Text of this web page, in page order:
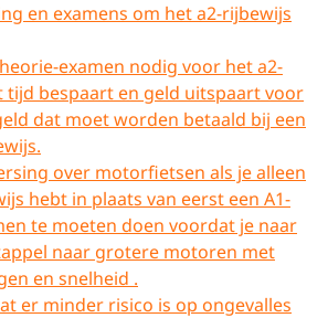
en examens om het a2-rijbewijs
examen nodig voor het a2-
tijd bespaart en geld uitspaart voor
dat moet worden betaald bij een
over motorfietsen als je alleen
hebt in plaats van eerst een A1-
te moeten doen voordat je naar
naar grotere motoren met
en snelheid .
er minder risico is op ongevalles